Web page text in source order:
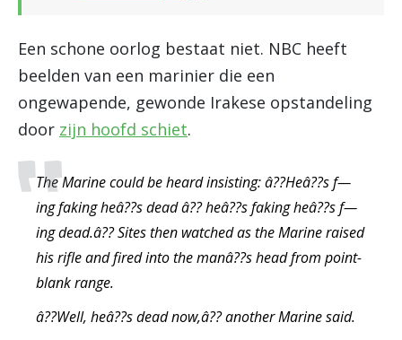
Een schone oorlog bestaat niet. NBC heeft
beelden van een marinier die een
ongewapende, gewonde Irakese opstandeling
door zijn hoofd schiet.
The Marine could be heard insisting: â??Heâ??s f—
ing faking heâ??s dead â?? heâ??s faking heâ??s f—
ing dead.â?? Sites then watched as the Marine raised
his rifle and fired into the manâ??s head from point-
blank range.
â??Well, heâ??s dead now,â?? another Marine said.